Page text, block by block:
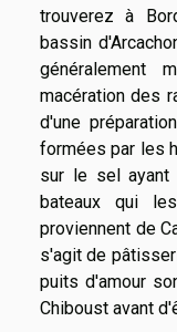
trouverez à
bassin
macération des
d'une
formées par les
sur le sel
bateaux qui
proviennent de
s'agit de
puits d'amour
Chiboust avant